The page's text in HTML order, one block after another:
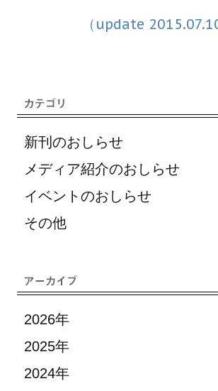
（update 2015.07.10
新刊のおしらせ
メディア紹介のおしらせ
イベントのおしらせ
その他
2026年
2025年
2024年